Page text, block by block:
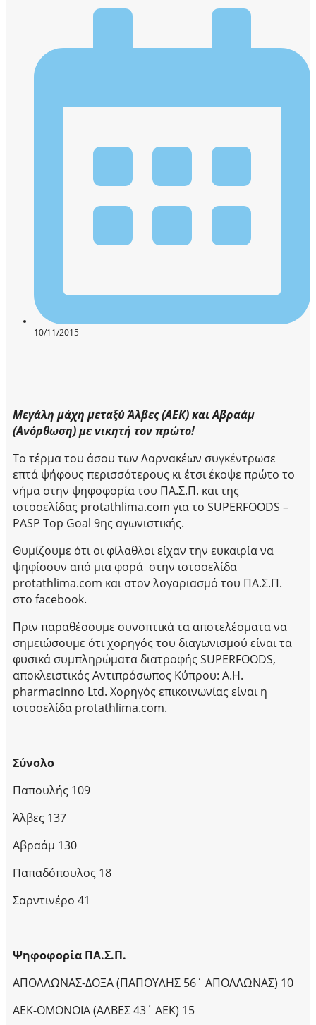
10/11/2015
Μεγάλη μάχη μεταξύ Άλβες (ΑΕΚ) και Αβραάμ
(Ανόρθωση) με νικητή τον πρώτο!
Το τέρμα του άσου των Λαρνακέων συγκέντρωσε
επτά ψήφους περισσότερους κι έτσι έκοψε πρώτο το
νήμα στην ψηφοφορία του ΠΑ.Σ.Π. και της
ιστοσελίδας protathlima.com για το SUPERFOODS –
PASP Top Goal 9ης αγωνιστικής.
Θυμίζουμε ότι οι φίλαθλοι είχαν την ευκαιρία να
ψηφίσουν από μια φορά στην ιστοσελίδα
protathlima.com και στον λογαριασμό του ΠΑ.Σ.Π.
στο facebook.
Πριν παραθέσουμε συνοπτικά τα αποτελέσματα να
σημειώσουμε ότι χορηγός του διαγωνισμού είναι τα
φυσικά συμπληρώματα διατροφής SUPERFOODS,
αποκλειστικός Αντιπρόσωπος Κύπρου: A.H.
pharmacinno Ltd. Χορηγός επικοινωνίας είναι η
ιστοσελίδα protathlima.com.
Σύνολο
Παπουλής 109
Άλβες 137
Αβραάμ 130
Παπαδόπουλος 18
Σαρντινέρο 41
Ψηφοφορία ΠΑ.Σ.Π.
ΑΠΟΛΛΩΝΑΣ-ΔΟΞΑ (ΠΑΠΟΥΛΗΣ 56΄ ΑΠΟΛΛΩΝΑΣ) 10
ΑΕΚ-ΟΜΟΝΟΙΑ (ΑΛΒΕΣ 43΄ ΑΕΚ) 15